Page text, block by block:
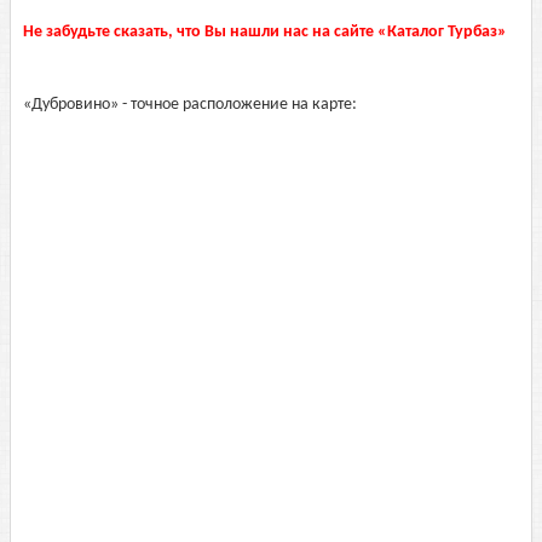
Не забудьте сказать, что Вы нашли нас на сайте «Каталог Турбаз»
«Дубровино» - точное расположение на карте: